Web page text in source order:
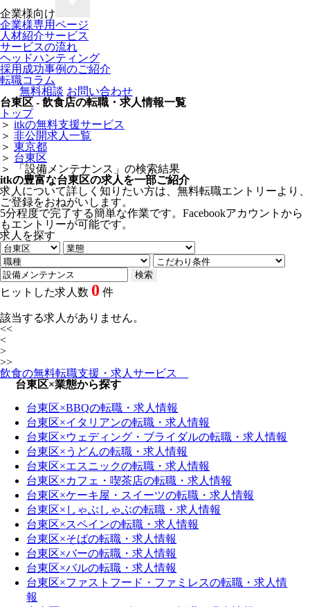
企業様向け
企業様専用ページ
人材紹介サービス
サービスの流れ
ヘッドハンティング
採用成功事例のご紹介
転職コラム
無料相談 お問い合わせ
台東区 - 飲食店の転職・求人情報一覧
トップ
＞ itkの無料支援サービス
＞ 非公開求人一覧
＞ 東京都
＞ 台東区
＞
「設備メンテナンス」の検索結果
itkの豊富な台東区の求人を一部ご紹介
求人について詳しく知りたい方は、無料転職エントリーより、
ご登録をおねがいします。
5分程度で完了する簡単な作業です。Facebookアカウントから
もエントリーが可能です。
求人を探す
ヒットした求人数 0 件
該当する求人がありません。
<<
<
>
>>
飲食の無料転職支援・求人サービス
台東区×業態から探す
台東区×BBQの転職・求人情報
台東区×イタリアンの転職・求人情報
台東区×ウェディング・ブライダルの転職・求人情報
台東区×うどんの転職・求人情報
台東区×エスニックの転職・求人情報
台東区×カフェ・喫茶店の転職・求人情報
台東区×ケーキ屋・スイーツの転職・求人情報
台東区×しゃぶしゃぶの転職・求人情報
台東区×スペインの転職・求人情報
台東区×そばの転職・求人情報
台東区×バーの転職・求人情報
台東区×バルの転職・求人情報
台東区×ファストフード・ファミレスの転職・求人情
報